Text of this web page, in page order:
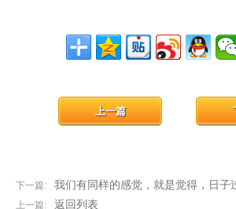
下一篇: 我们有同样的感觉，就是觉得，日子
上一篇: 返回列表
上一篇